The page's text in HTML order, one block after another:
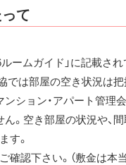
て
ームガイド」に記載さ
では部屋の空き状況は
ション・アパート管理
。空き部屋の状況や、
す。
認下さい。（敷金は本